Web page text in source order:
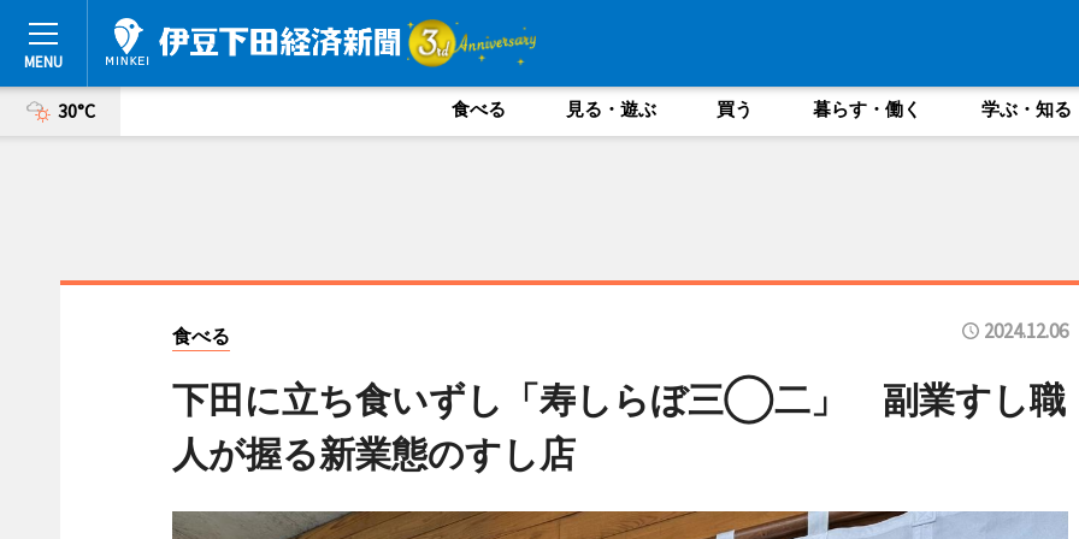
30°C 食べる 見る・遊ぶ 買う 暮らす・働く 学ぶ・知る
食べる 2024.12.06
下田に立ち食いずし「寿しらぼ三◯二」 副業すし職
人が握る新業態のすし店